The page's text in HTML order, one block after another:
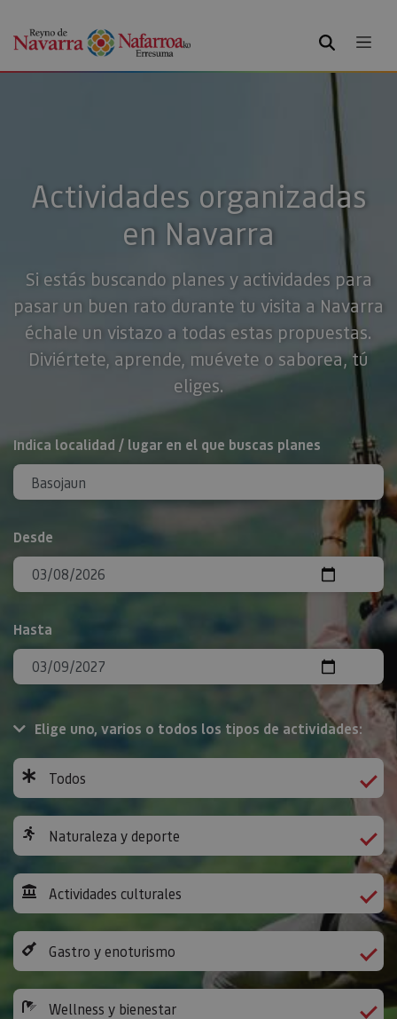
BUSCAR
Actividades organizadas
en Navarra
Si estás buscando planes y actividades para
pasar un buen rato durante tu visita a Navarra
échale un vistazo a todas estas propuestas.
Diviértete, aprende, muévete o saborea, tú
eliges.
BUSCAR
Indica localidad / lugar en el que buscas planes
Desde
Hasta
Elige uno, varios o todos los tipos de actividades:
Todos
Naturaleza y deporte
Actividades culturales
Gastro y enoturismo
Wellness y bienestar